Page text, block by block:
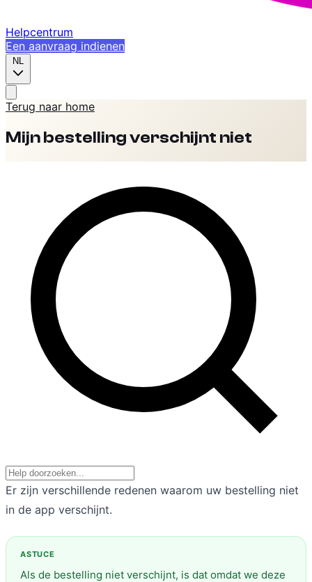
Helpcentrum
Een aanvraag indienen
NL
Terug naar home
Mijn bestelling verschijnt niet
Er zijn verschillende redenen waarom uw bestelling niet
in de app verschijnt.
Als de bestelling niet verschijnt, is dat omdat we deze